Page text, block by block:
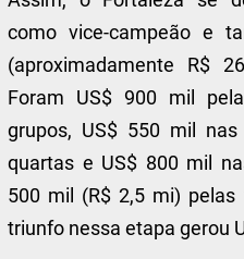
como vice-campeão e
(aproximadamente R$
Foram US$ 900 mil
grupos, US$ 550 mil
quartas e US$ 800 mil
500 mil (R$ 2,5 mi)
triunfo nessa etapa gerou